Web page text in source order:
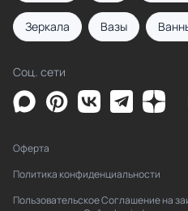
Зеркала Вазы
Соц. сети
Оферта
Политика конфиденциальности
Пользовательское Соглашение на